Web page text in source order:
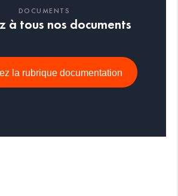
DOCUMENTS
à tous nos documents
la rubrique documentation